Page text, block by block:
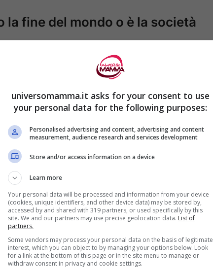
la fine del mondo o è la società
la donna ha deciso di parlare solo con
ricerche e materiale.
per avere fiducia in se stessa, per
nascita, la sua autostima aumenta e così
sotto controllo.
che unatteggiamento positivo sia il
verso un’incredibile e appagante
sentiamo o vediamo qualcosa di
universomamma.it asks for your consent to use
your personal data for the following purposes:
Personalised advertising and content, advertising and content
measurement, audience research and services development
Store and/or access information on a device
Learn more
Your personal data will be processed and information from your device
(cookies, unique identifiers, and other device data) may be stored by,
accessed by and shared with 319 partners, or used specifically by this
site. We and our partners may use precise geolocation data. List of
partners.
Some vendors may process your personal data on the basis of legitimate
interest, which you can object to by managing your options below. Look
for a link at the bottom of this page or in the site menu to manage or
withdraw consent in privacy and cookie settings.